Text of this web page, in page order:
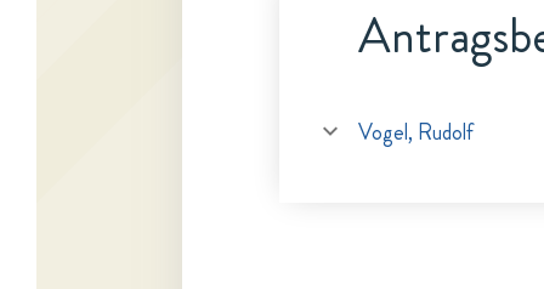
Vogel, Rudolf